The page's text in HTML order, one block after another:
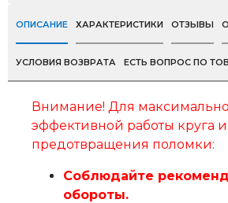
ОПИСАНИЕ ХАРАКТЕРИСТИКИ ОТЗЫВЫ
УСЛОВИЯ ВОЗВРАТА ЕСТЬ ВОПРОС ПО
Внимание! Для максимально
эффективной работы круга и
предотвращения поломки:
Соблюдайте
обороты.